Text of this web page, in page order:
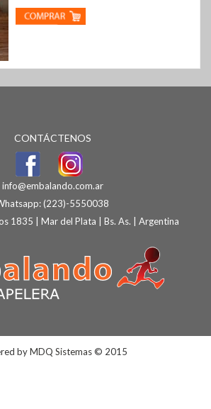
CONTÁCTENOS
info@embalando.com.ar
(223)-5550038
1835 | Mar del Plata | Bs. As. | Argentina
byMDQ Sistemas© 2015